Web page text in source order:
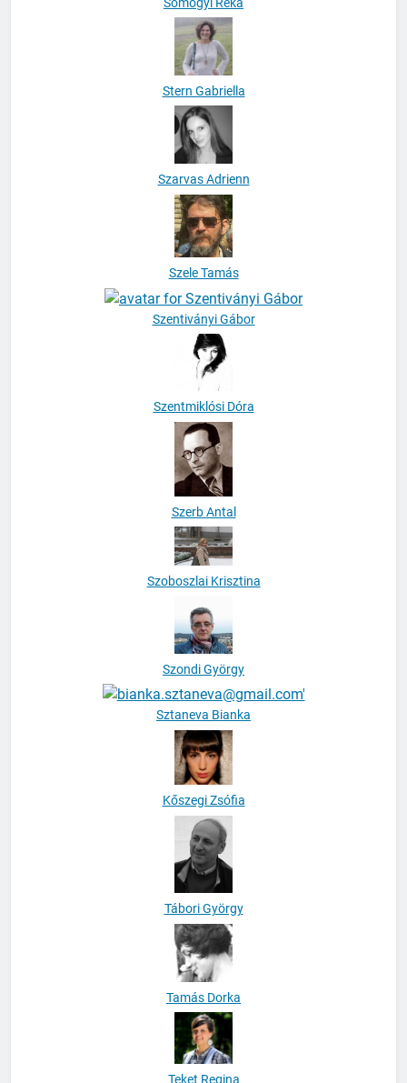
Somogyi Réka
Stern Gabriella
Szarvas Adrienn
Szele Tamás
Szentiványi Gábor
Szentmiklósi Dóra
Szerb Antal
Sztaneva Bianka
Kőszegi Zsófia
Tábori György
Tamás Dorka